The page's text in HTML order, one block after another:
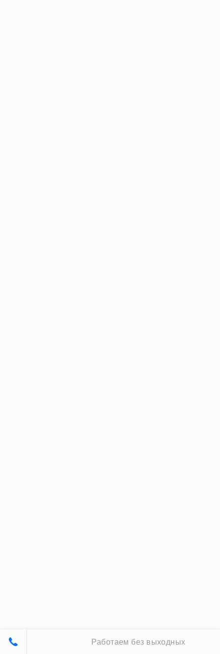
Работаем без выходных